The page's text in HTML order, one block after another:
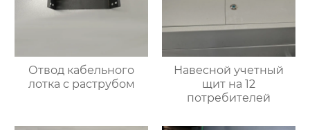
Отвод кабельного
лотка с раструбом
Навесной учетный
щит на 12
потребителей